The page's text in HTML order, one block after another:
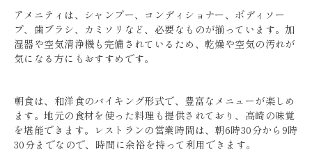
アメニティは、シャンプー、コンディショナー、ボディソー
プ、歯ブラシ、カミソリなど、必要なものが揃っています。加
湿器や空気清浄機も完備されているため、乾燥や空気の汚れが
気になる方にもおすすめです。
朝食は、和洋食のバイキング形式で、豊富なメニューが楽しめ
ます。地元の食材を使った料理も提供されており、高崎の味覚
を堪能できます。レストランの営業時間は、朝6時30分から9時
30分までなので、時間に余裕を持って利用できます。